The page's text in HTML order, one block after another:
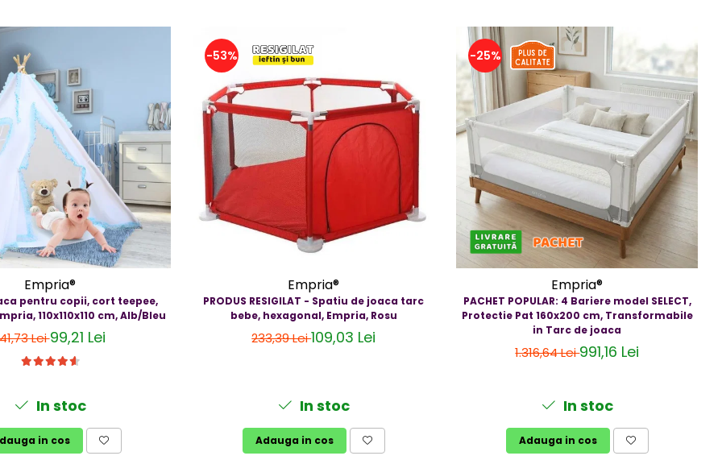
Empria®
pentru copii, cort teepee,
110x110x110 cm, Alb/Bleu
Lei99,21 Lei
In stoc
in cos
-53%
Empria®
PRODUS RESIGILAT - Spatiu de joaca tarc
bebe, hexagonal, Empria, Rosu
233,39 Lei109,03 Lei
In stoc
Adauga in cos
-25%
Empria®
PACHET POPULAR: 4 Bariere model SELECT,
Protectie Pat 160x200 cm, Transformabile
in Tarc de joaca
1.316,64 Lei991,16 Lei
In stoc
Adauga in cos